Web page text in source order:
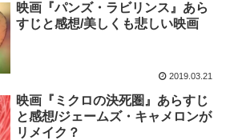
映画『パンズ・ラビリンス』あら
すじと感想/美しくも悲しい映画
2019.03.21
映画『ミクロの決死圏』あらすじ
と感想/ジェームズ・キャメロンが
リメイク？